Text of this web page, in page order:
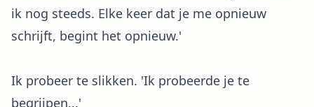
ik nog steeds. Elke keer dat je me opnieuw
schrijft, begint het opnieuw.'
Ik probeer te slikken. 'Ik probeerde je te
begrijpen...'